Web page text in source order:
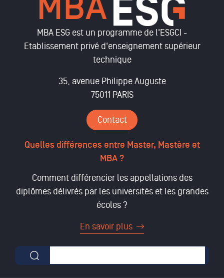
MBA ESG est un programme de l'ESGCI -
Etablissement privé d'enseignement supérieur
technique
35, avenue Philippe Auguste
75011 PARIS
Contact
Quelles différences entre Master, Mastère et
MBA ?
Comment différencier les appellations des
diplômes délivrés par les universités et les grandes
écoles ?
En savoir plus
Formulaire de recherche